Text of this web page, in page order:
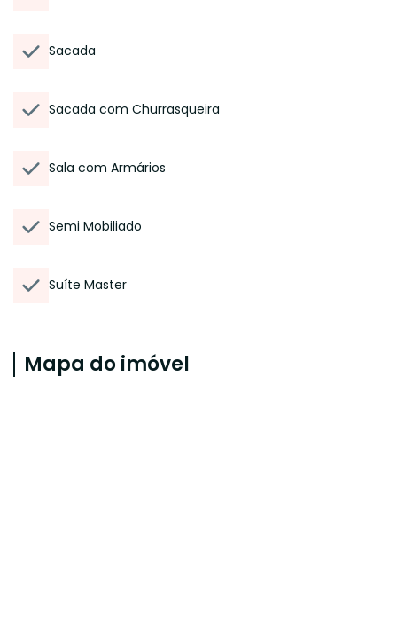
Sacada
Sacada com Churrasqueira
Sala com Armários
Semi Mobiliado
Suíte Master
Mapa do imóvel